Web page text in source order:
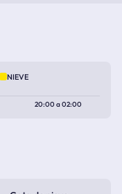
NIEVE
20:00a02:00